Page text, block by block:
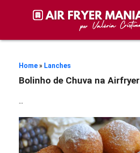
Sobremesas
Lanches
Stories de Receitas
Receitas
Home » Lanches
Bolinho de Chuva na Airfryer
...